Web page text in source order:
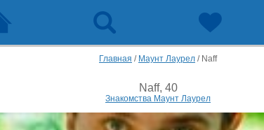
Главная / Маунт Лаурел / Naff
Naff, 40
Знакомства Маунт Лаурел